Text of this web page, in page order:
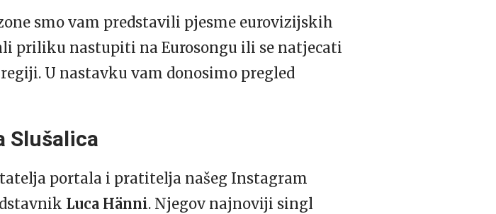
smo vam predstavili pjesme eurovizijskih
priliku nastupiti na Eurosongu ili se natjecati
U nastavku vam donosimo pregled
Slušalica
portala i pratitelja našeg Instagram
Luca Hänni. Njegov najnoviji singl